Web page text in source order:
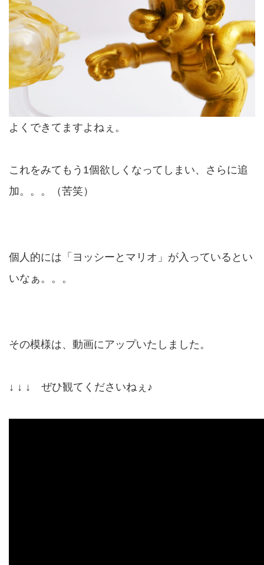
よくできてますよねぇ。
これをみてもう1個欲しくなってしまい、さらに追
加。。。（苦笑）
個人的には「ヨッシーとマリオ」が入っているとい
いなぁ。。。
その模様は、動画にアップいたしました。
↓ ↓ ↓ ぜひ観てくださいねぇ♪